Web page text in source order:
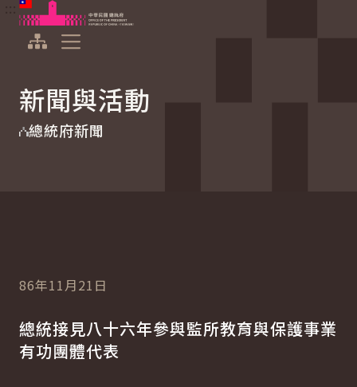
跳到主要內容
中華民國總統府
新聞與活動
總統府新聞
86年11月21日
總統接見八十六年參與監所教育與保護事業
有功團體代表